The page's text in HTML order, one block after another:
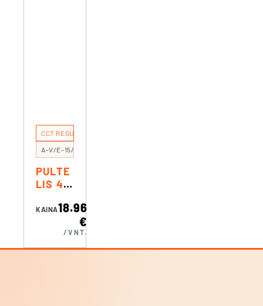
CCT REGULIAVIMUI
A-V/E-15/4B
PULTE
LIS 4
VIENS
I/CCT
JUOST
KAINA18.96
€
/VNT.